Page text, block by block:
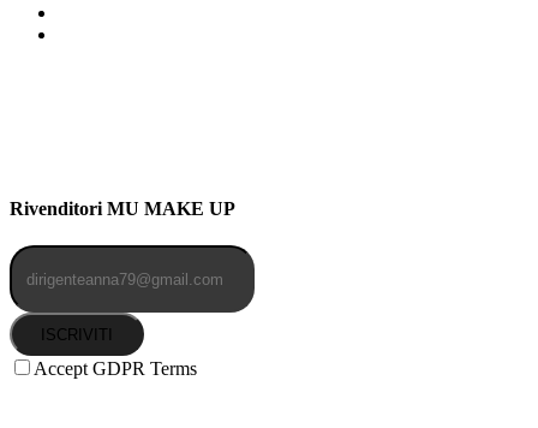
Rivenditori MU MAKE UP
ISCRIVITI
Accept GDPR Terms